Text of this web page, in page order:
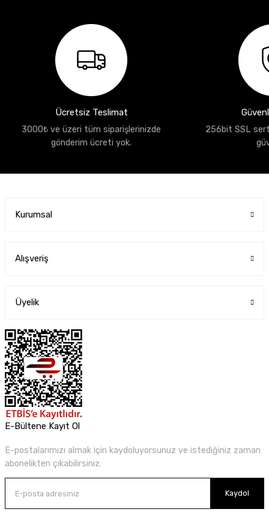
Ücretsiz Teslimat
3000₺ ve üzeri tüm siparişlerinizde
gönderim ücreti yok.
256bit SSL
Kurumsal
Alışveriş
Üyelik
E-Bültene Kayıt Ol
E-postalarımızı almak için kaydoluyorsunuz ve istediğiniz zaman
abonelikten çıkabilirsiniz.
Kaydol